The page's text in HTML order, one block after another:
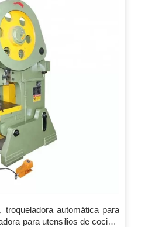
rectangular extendido, con
troqueladora automática para
para utensilios de cocina,